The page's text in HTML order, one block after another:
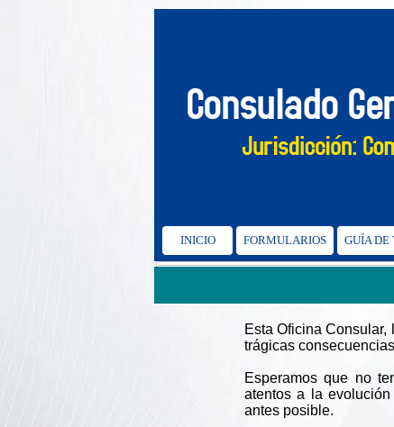
INICIO FORMULARIOS GUÍA DE
Esta Oficina
trágicas
Esperamos que no
atentos a la
antes posible.